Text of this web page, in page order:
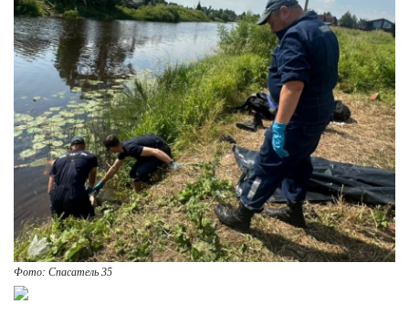
Фото: Спасатель 35